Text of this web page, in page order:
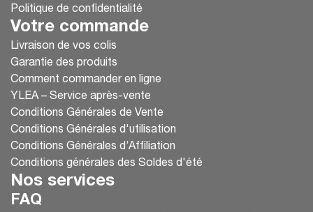
Politique de confidentialité
Votre commande
Livraison de vos colis
Garantie des produits
Comment commander en ligne
YLEA – Service après-vente
Conditions Générales de Vente
Conditions Générales d'utilisation
Conditions Générales d’Affiliation
Conditions générales des Soldes d'été
Nos services
FAQ